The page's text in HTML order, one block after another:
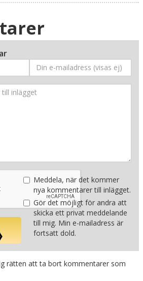
Meddela, när det kommer
nya kommentarer till inlägget.
Gör det möjligt för andra att
skicka ett privat meddelande
till mig. Min e-mailadress är
fortsatt dold.
rätten att ta bort kommentarer som